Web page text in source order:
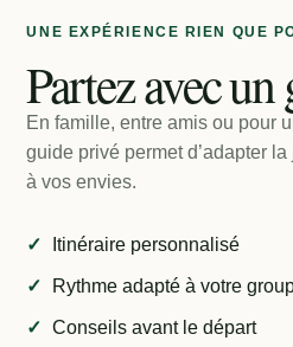
UNE EXPÉRIENCE RIEN QUE
Partez avec
En famille, entre amis ou pour
guide privé permet d’adapter
à vos envies.
Itinéraire personnalisé
Rythme adapté à votre
Conseils avant le départ